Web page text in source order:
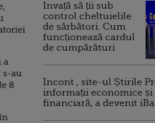
a
s-au
8
Invață să ții sub
control cheltuielile
de sărbători. Cum
funcționează cardul
de cumpărături
Incont , site-ul Știrile
informații economice și
financiară, a devenit